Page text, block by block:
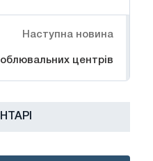
Наступна новина
центрів